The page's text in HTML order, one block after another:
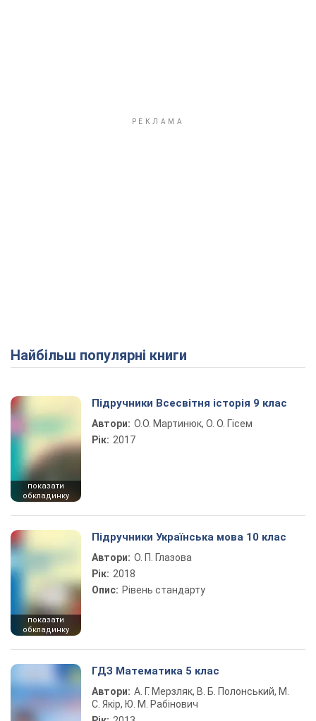
Найбільш популярні книги
показати
обкладинку
Підручники Всесвітня історія 9 клас
Автори: О.О. Мартинюк, О. О. Гісем
Рік: 2017
показати
обкладинку
Підручники Українська мова 10 клас
Автори: О. П. Глазова
Рік: 2018
Опис: Рівень стандарту
ГДЗ Математика 5 клас
Автори: А. Г. Мерзляк, В. Б. Полонський, М.
С. Якір, Ю. М. Рабінович